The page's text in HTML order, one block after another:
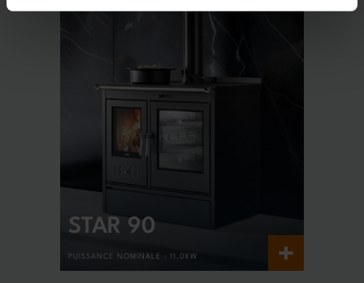
STAR 90
PUISSANCE NOMINALE : 11.0KW +